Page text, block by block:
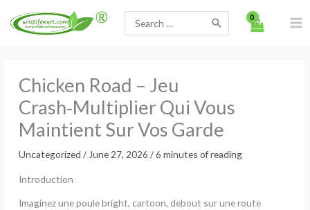
for:
Chicken Road – Jeu
Crash‑Multiplier Qui Vous
Maintient Sur Vos Garde
Uncategorized / June 27, 2026/6 minutes of reading
Introduction
Imaginez une poule bright, cartoon, debout sur une route